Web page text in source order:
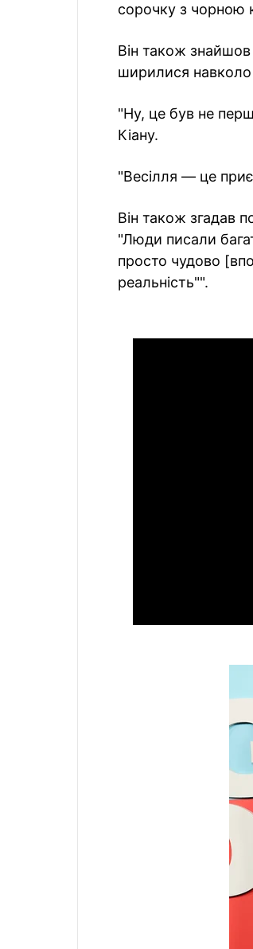
сорочку з чорною
Він також
ширилися навколо
"Ну, це був не
Кіану.
"Весілля — це
Він також згадав
"Люди писали
просто чудово
реальність"".